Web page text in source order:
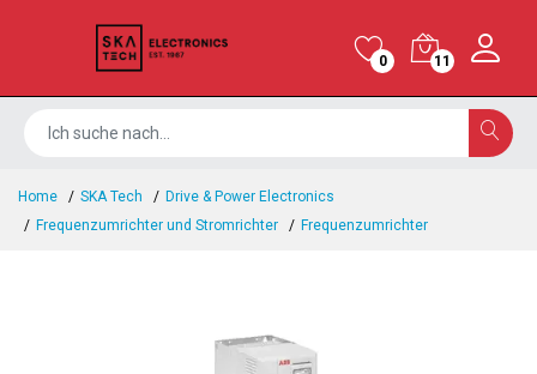
0 11
Home SKA Tech
Drive & Power Electronics
Frequenzumrichter und Stromrichter
Frequenzumrichter